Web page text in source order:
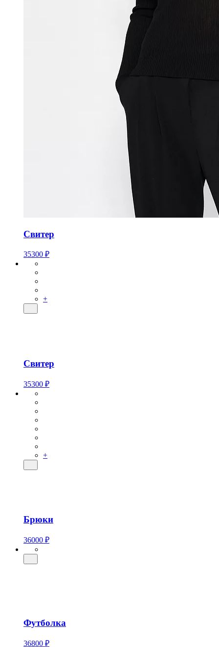
Свитер
35300 ₽
+
Свитер
35300 ₽
+
Брюки
36000 ₽
Футболка
36800 ₽